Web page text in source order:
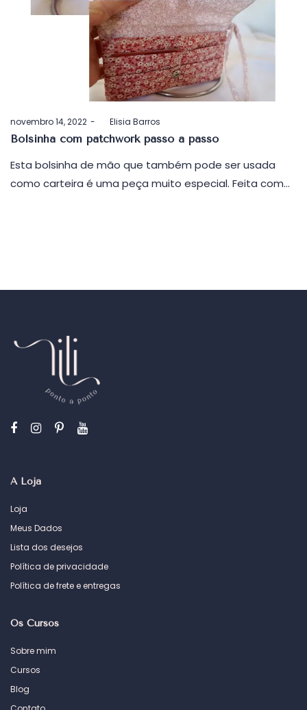
Postado
em
novembro 14, 2022 byElisia Barros
Bolsinha com patchwork passo a passo
Esta bolsinha de mão que também pode ser usada
como carteira é uma peça muito especial. Feita com…
A Loja
Loja
Meus Dados
Lista dos desejos
Política de privacidade
Política de frete e entregas
Os Cursos
Sobre mim
Cursos
Blog